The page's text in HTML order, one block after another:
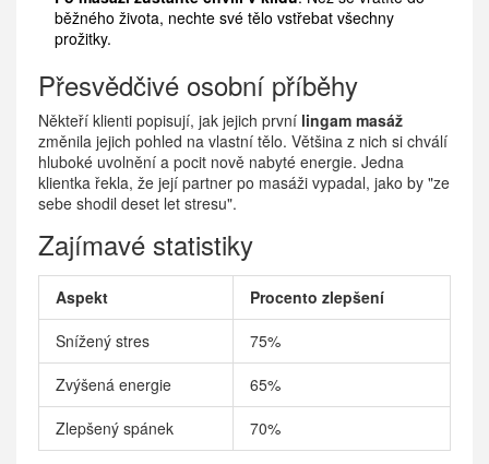
běžného života, nechte své tělo vstřebat všechny
prožitky.
Přesvědčivé osobní příběhy
Někteří klienti popisují, jak jejich první lingam masáž
změnila jejich pohled na vlastní tělo. Většina z nich si chválí
hluboké uvolnění a pocit nově nabyté energie. Jedna
klientka řekla, že její partner po masáži vypadal, jako by "ze
sebe shodil deset let stresu".
Zajímavé statistiky
Aspekt
Procento zlepšení
Snížený stres
75%
Zvýšená energie
65%
Zlepšený spánek
70%